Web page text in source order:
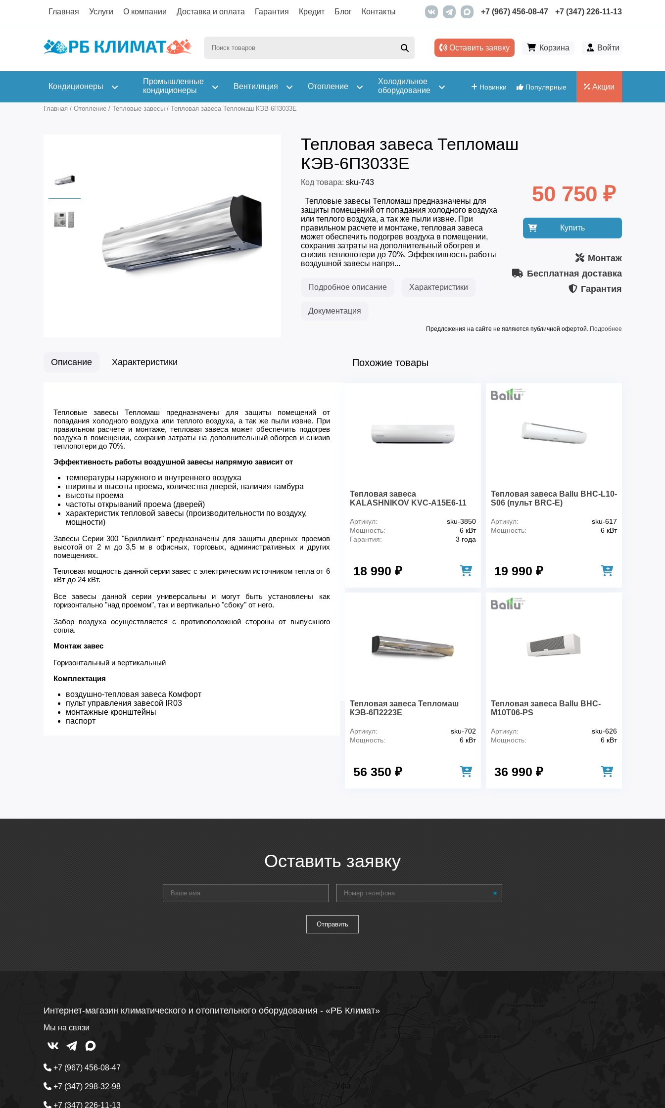
Главная Услуги О компании Доставка и оплата Гарантия Кредит Блог Контакты +7 (967) 456-08-47 +7 (347) 226-11-13
Оставить заявку Корзина Войти
Новинки Популярные Акции
Кондиционеры
Промышленные
кондиционеры
Вентиляция Отопление
Холодильное
оборудование
Главная / Отопление / Тепловые завесы / Тепловая завеса Тепломаш КЭВ-6П3033Е
Тепловая завеса Тепломаш
КЭВ-6П3033Е
Код товара: sku-743
Тепловые завесы Тепломаш предназначены для
защиты помещений от попадания холодного воздуха
или теплого воздуха, а так же пыли извне. При
правильном расчете и монтаже, тепловая завеса
может обеспечить подогрев воздуха в помещении,
сохранив затраты на дополнительный обогрев и
снизив теплопотери до 70%. Эффективность работы
воздушной завесы напря...
Подробное описание Характеристики
Документация
50 750 ₽
Купить
Монтаж
Бесплатная доставка
Гарантия
Предложения на сайте не являются публичной офертой. Подробнее
Описание Характеристики
Тепловые завесы Тепломаш предназначены для защиты помещений от
попадания холодного воздуха или теплого воздуха, а так же пыли извне. При
правильном расчете и монтаже, тепловая завеса может обеспечить подогрев
воздуха в помещении, сохранив затраты на дополнительный обогрев и снизив
теплопотери до 70%.
Эффективность работы воздушной завесы напрямую зависит от
температуры наружного и внутреннего воздуха
ширины и высоты проема, количества дверей, наличия тамбура
высоты проема
частоты открываний проема (дверей)
характеристик тепловой завесы (производительности по воздуху,
мощности)
Завесы Серии 300 "Бриллиант" предназначены для защиты дверных проемов
высотой от 2 м до 3,5 м в офисных, торговых, административных и других
помещениях.
Тепловая мощность данной серии завес с электрическим источником тепла от 6
кВт до 24 кВт.
Все завесы данной серии универсальны и могут быть установлены как
горизонтально "над проемом", так и вертикально "сбоку" от него.
Забор воздуха осуществляется с противоположной стороны от выпускного
сопла.
Монтаж завес
Горизонтальный и вертикальный
Комплектация
воздушно-тепловая завеса Комфорт
пульт управления завесой IR03
монтажные кронштейны
паспорт
Класс защиты оболочки
IP21
сети, В/Гц:
Режимы мощности, кВт:
*/3/6
Скорость воздуха на
выходе из сопла, м/с:
Эффективная длина струи
Максимальный ток, А:
Вес, кг:
Кол-во агрегатов к одному
пульту, шт.:
4
Похожие товары
Тепловая завеса
KALASHNIKOV KVC-A15E6-11
Артикул:
sku-3850
Мощность:
6 кВт
Гарантия:
3 года
18 990 ₽
Тепловая завеса Ballu BHC-L10-
S06 (пульт BRC-E)
Артикул:
sku-617
Мощность:
6 кВт
19 990 ₽
Тепловая завеса Тепломаш
КЭВ-6П2223Е
Артикул:
sku-702
Мощность:
6 кВт
56 350 ₽
Тепловая завеса Ballu BHC-
M10T06-PS
Артикул:
sku-626
Мощность:
6 кВт
36 990 ₽
Оставить заявку
Интернет-магазин климатического и отопительного оборудования - «РБ Климат»
Мы на связи
+7 (967) 456-08-47
+7 (347) 298-32-98
+7 (347) 226-11-13